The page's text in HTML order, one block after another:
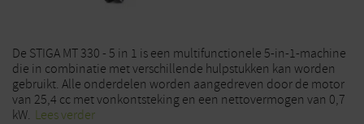
De STIGA MT 330 - 5 in 1 is een multifunctionele 5-in-1-machine
die in combinatie met verschillende hulpstukken kan worden
gebruikt. Alle onderdelen worden aangedreven door de motor
van 25,4 cc met vonkontsteking en een nettovermogen van 0,7
kW. Lees verder